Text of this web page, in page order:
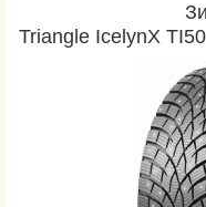
Triangle IcelynX